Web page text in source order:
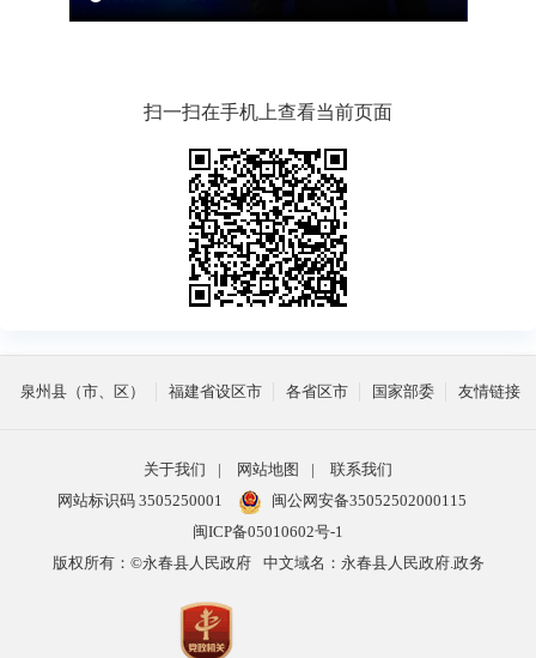
扫一扫在手机上查看当前页面
泉州县（市、区） 福建省设区市 各省区市 国家部委 友情链接
关于我们 | 网站地图 |
联系我们
网站标识码 3505250001
闽公网安备35052502000115
闽ICP备05010602号-1
版权所有：©永春县人民政府
中文域名：永春县人民政府.政务